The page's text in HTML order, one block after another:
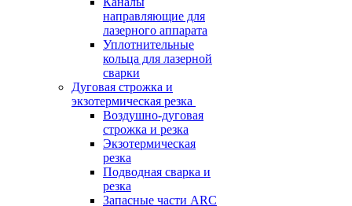
направляющие для
лазерного аппарата
Уплотнительные
кольца для лазерной
сварки
Дуговая строжка и
экзотермическая резка
Воздушно-дуговая
строжка и резка
Экзотермическая
резка
Подводная сварка и
резка
Запасные части ARC